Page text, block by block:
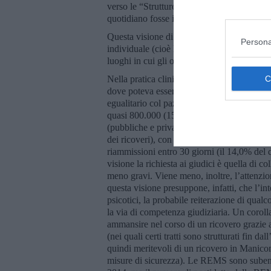
verso le “Strutture Intermedie territoriali”,
quotidiano fosse il veicolo per la
Questa visione di Basaglia, mai
individuale (cioè la capacità di ognuno di
luoghi in cui gli operatori psichiatrici
Nella pratica clinica della psichiatria
dove poteva essere espresso il “sapere”
egualitario col paziente. Gli utenti
quasi 800.000 (158,4 soggetti ogni
(pubbliche e private) sono state più di
dei ricoveri), con una durata di degenza
riammissioni entro 30 giorni (il 14,0% del
visione la richiesta ai giudici è quella di
meno gravi. Viene meno, inoltre,
questa visione presuppone, infatti, che
psicotici, la probabile reiterazione di
la via di competenza giudiziaria. Un
ammansire nel corso di un ricovero grazie
(nei quali certi tratti sono strutturati fin
quindi meritevoli di un ricovero in
misure di sicurezza). Le REMS sono